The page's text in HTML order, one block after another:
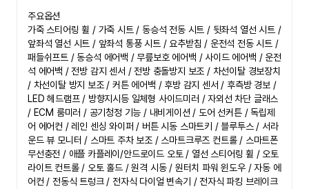
주요옵션
가죽 스티어링 휠 / 가죽 시트 / 동승석 전동 시트 / 뒷좌석 열선 시트 /
앞좌석 열선 시트 / 앞좌석 통풍 시트 / 요추받침 / 운전석 전동 시트 /
패들쉬프트 / 동승석 에어백 / 무릎보호 에어백 / 사이드 에어백 / 운전
석 에어백 / 전방 감지 센서 / 전방 충돌방지 보조 / 차선이탈 경보장치
/ 차선이탈 방지 보조 / 커튼 에어백 / 후방 감지 센서 / 후측방 경보 /
LED 헤드램프 / 방향지시등 일체형 사이드미러 / 자외선 차단 글래스
/ ECM 룸미러 / 공기청정 기능 / 내비게이션 / 도어 선커튼 / 독립제
어 에어컨 / 레인 센싱 와이퍼 / 버튼 시동 스마트키 / 블루투스 / 서라
운드 뷰 모니터 / 스마트 주차 보조 / 스마트크루즈 컨트롤 / 스마트폰
무선충전 / 애플 카플레이/안드로이드 오토 / 열선 스티어링 휠 / 오토
라이트 컨트롤 / 오토 홀드 / 원격 시동 / 원터치 파워 윈도우 / 자동 에
어컨 / 전동식 트렁크 / 전자식 다이얼 변속기 / 전자식 파킹 브레이크